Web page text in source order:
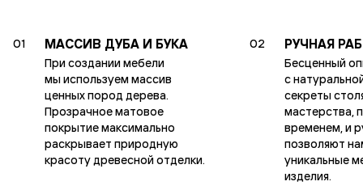
01 МАССИВ ДУБА И БУКА
При создании мебели
мы используем массив
ценных пород дерева.
Прозрачное матовое
покрытие максимально
раскрывает природную
красоту древесной отделки.
02 РУЧНАЯ
Бесценный
с
секреты
мастерства,
временем, и
позволяют
уникальные
изделия.